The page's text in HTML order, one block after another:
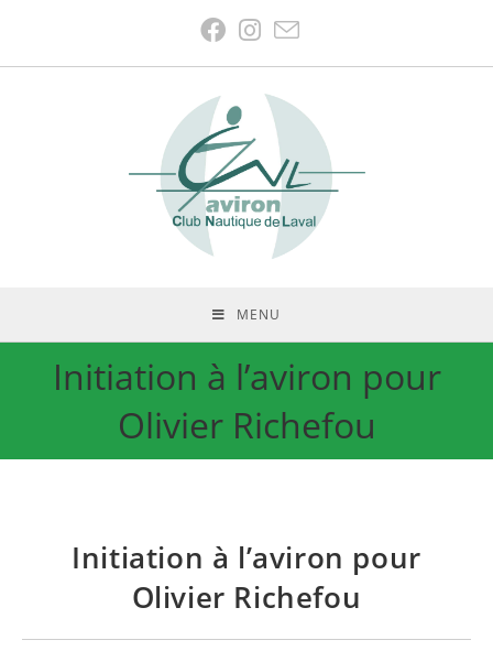
MENU
Initiation à l’aviron pour
Olivier Richefou
Initiation à l’aviron pour
Olivier Richefou